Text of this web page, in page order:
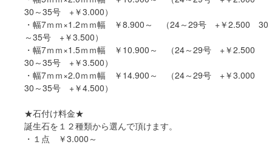
30～35号 +￥3.000）
・幅7ｍｍ×1.2ｍｍ幅 ￥8.900～ （24～29号 +￥2.500 30
～35号 +￥3.500）
・幅7ｍｍ×1.5ｍｍ幅 ￥10.900～ （24～29号 +￥2.500
30～35号 +￥3.500）
・幅7ｍｍ×2.0ｍｍ幅 ￥14.900～ （24～29号 +￥3.000
30～35号 +￥4.500）
★石付け料金★
誕生石を１２種類から選んで頂けます。
・１点 ￥3.000～